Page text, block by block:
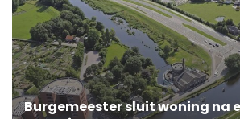
Burgemeester sluit woning na